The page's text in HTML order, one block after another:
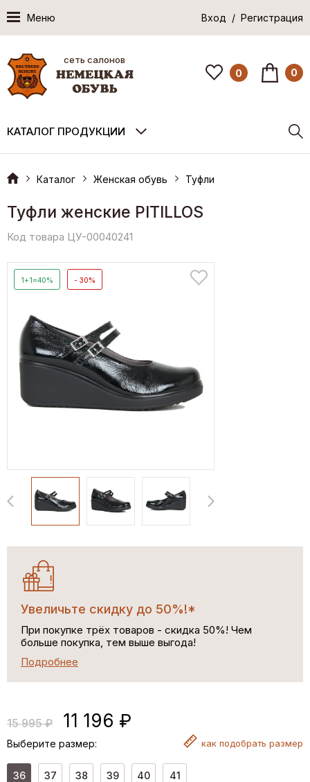
Меню Вход / Регистрация
сеть салонов
0 0
КАТАЛОГ ПРОДУКЦИИ
Каталог Женская обувь Туфли
Туфли женские PITILLOS
Код товара ЦУ-00040241
1+1=40% - 30%
Увеличьте скидку до 50%!*
При покупке трёх товаров - скидка 50%! Чем
больше покупка, тем выше выгода!
Подробнее
15 995 ₽ 11 196 ₽
Выберите размер: как подобрать размер
36 37 38 39 40 41